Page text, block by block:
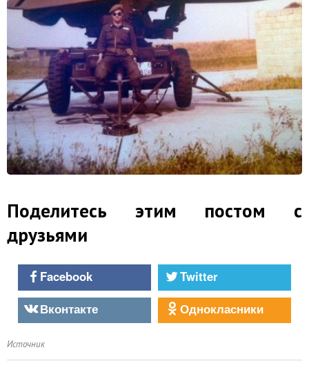
Поделитесь этим постом с
друзьями
Facebook
Twitter
Вконтакте
Однокласники
Источник